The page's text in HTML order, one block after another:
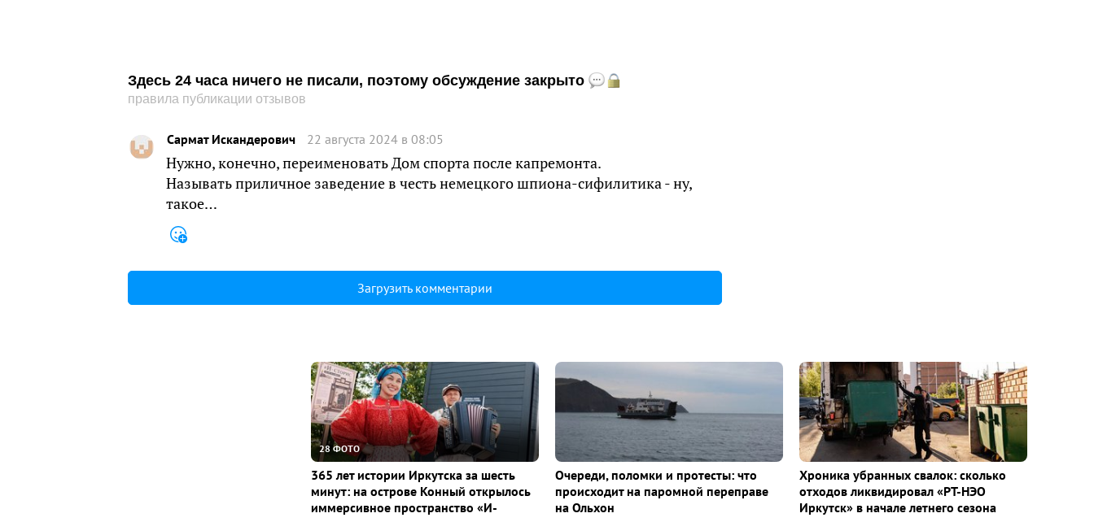
Здесь 24 часа ничего не писали, поэтому обсуждение закрыто
правила публикации отзывов
Сармат Искандерович 22 августа 2024 в 08:05
Нужно, конечно, переименовать Дом спорта после капремонта.
Называть приличное заведение в честь немецкого шпиона-сифилитика - ну,
такое…
Загрузить комментарии
28 ФОТО
365 лет истории Иркутска за шесть
минут: на острове Конный открылось
иммерсивное пространство «И-
Очереди, поломки и протесты: что
происходит на паромной переправе
на Ольхон
Хроника убранных свалок: сколько
отходов ликвидировал «РТ-НЭО
Иркутск» в начале летнего сезона